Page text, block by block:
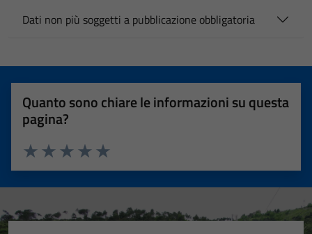
Dati non più soggetti a pubblicazione obbligatoria
Quanto sono chiare le informazioni su questa
pagina?
Valuta 5 stelle su 5
Valuta 4 stelle su 5
Valuta 3 stelle su 5
Valuta 2 stelle su 5
Valuta 1 stelle su 5